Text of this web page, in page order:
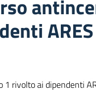
ARES
rivolto ai dipendenti